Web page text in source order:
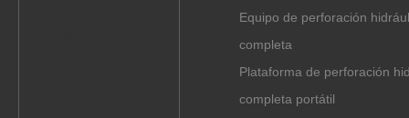
Equipo de perforación
completa
Plataforma de perforación
completa portátil